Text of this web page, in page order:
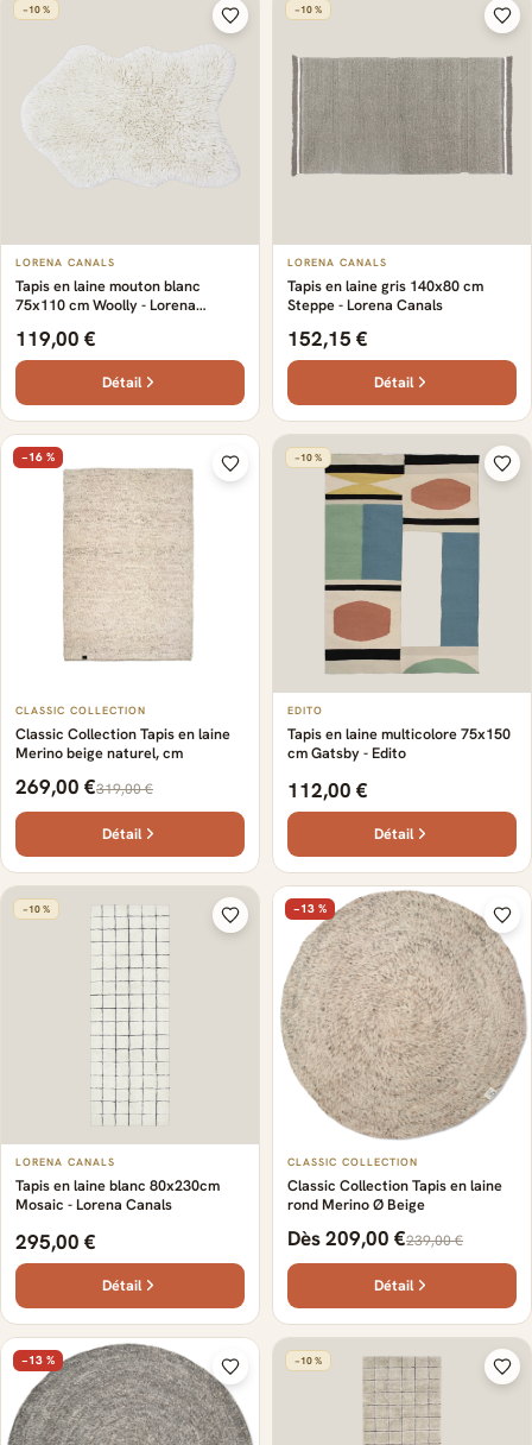
−10 %
LORENA CANALS
Tapis en laine mouton blanc
75x110 cm Woolly - Lorena
119,00 €
Détail
−10 %
LORENA CANALS
Tapis en laine gris 140x80 cm
Steppe - Lorena Canals
152,15 €
Détail
−16 %
CLASSIC COLLECTION
Classic Collection Tapis en laine
Merino beige naturel, cm
269,00 €319,00 €
Détail
−10 %
EDITO
Tapis en laine multicolore 75x150
cm Gatsby - Edito
112,00 €
Détail
−10 %
LORENA CANALS
Tapis en laine blanc 80x230cm
Mosaic - Lorena Canals
295,00 €
Détail
−13 %
CLASSIC COLLECTION
Classic Collection Tapis en laine
rond Merino Ø Beige
Dès 209,00 €239,00 €
Détail
−13 % −10 %